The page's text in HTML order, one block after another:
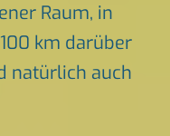
Raum, in
km darüber
natürlich auch